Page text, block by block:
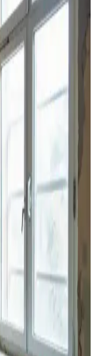
farklar,
ve
ve boya seçimi
yapı
ve
karşılar.